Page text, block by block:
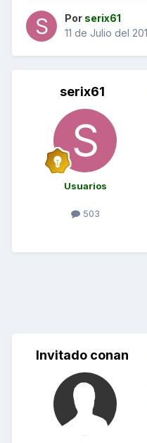
Por serix61
11 de Julio del
serix61
Usuarios
503
Invitado conan